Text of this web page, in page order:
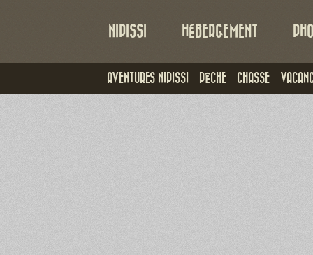
NIPISSI
AVENTURES NIPISSI PÊCHE CHASSE
HÉBERGEMENT